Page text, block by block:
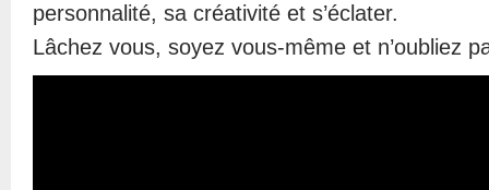
personnalité, sa créativité et s’éclater.
Lâchez vous, soyez vous-même et n’oubliez